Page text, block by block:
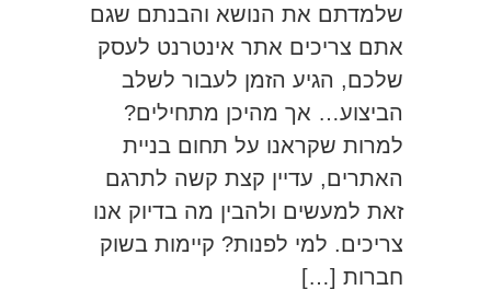
שלמדתם את הנושא והבנתם שגם
אתם צריכים אתר אינטרנט לעסק
שלכם, הגיע הזמן לעבור לשלב
הביצוע… אך מהיכן מתחילים?
למרות שקראנו על תחום בניית
האתרים, עדיין קצת קשה לתרגם
זאת למעשים ולהבין מה בדיוק אנו
צריכים. למי לפנות? קיימות בשוק
חברות […]